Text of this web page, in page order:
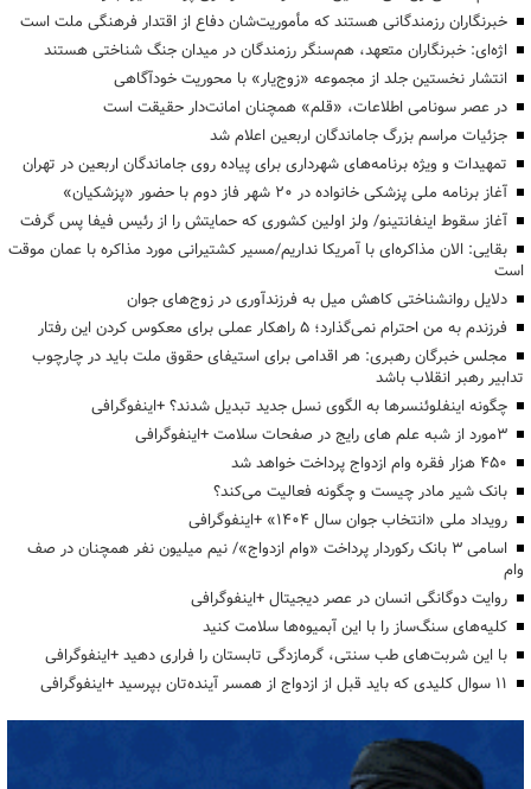
خبرنگاران رزمندگانی هستند که مأموریت‌شان دفاع از اقتدار فرهنگی ملت است
اژه‌ای: خبرنگاران متعهد، هم‌سنگر رزمندگان در میدان جنگ شناختی هستند
انتشار نخستین جلد از مجموعه «زوج‌یار» با محوریت خودآگاهی
در عصر سونامی اطلاعات، «قلم» همچنان امانت‌دار حقیقت است
جزئیات مراسم بزرگ جاماندگان اربعین اعلام شد
تمهیدات و ویژه برنامه‌های شهرداری برای پیاده روی جاماندگان اربعین در تهران
آغاز برنامه ملی پزشکی خانواده در ۲۰ شهر فاز دوم با حضور «پزشکیان»
آغاز سقوط اینفانتینو/ ولز اولین کشوری که حمایتش را از رئیس فیفا پس گرفت
بقایی: الان مذاکره‌ای با آمریکا نداریم/مسیر کشتیرانی مورد مذاکره با عمان موقت
است
دلایل روانشناختی کاهش میل به فرزندآوری در زوج‌های جوان
فرزندم به من احترام نمی‌گذارد؛ ۵ راهکار عملی برای معکوس کردن این رفتار
مجلس خبرگان رهبری: هر اقدامی برای استیفای حقوق ملت باید در چارچوب
تدابیر رهبر انقلاب باشد
چگونه اینفلوئنسرها به الگوی نسل جدید تبدیل شدند؟ +اینفوگرافی
3مورد از شبه علم های رایج در صفحات سلامت +اینفوگرافی
۴۵۰ هزار فقره وام ازدواج پرداخت خواهد شد
بانک شیر مادر چیست و چگونه فعالیت می‌کند؟
رویداد ملی «انتخاب جوان سال ۱۴۰۴» +اینفوگرافی
اسامی ۳ بانک رکوردار پرداخت «وام ازدواج»/ نیم میلیون نفر همچنان در صف
وام
روایت دوگانگی انسان در عصر دیجیتال +اینفوگرافی
کلیه‌های سنگ‌ساز را با این آبمیوه‌ها سلامت کنید
با این شربت‌های طب سنتی، گرمازدگی تابستان را فراری دهید +اینفوگرافی
۱۱ سوال کلیدی که باید قبل از ازدواج از همسر آینده‌تان بپرسید +اینفوگرافی